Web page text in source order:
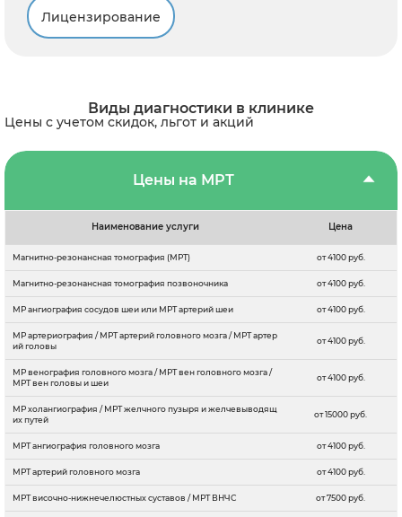
Лицензирование
Виды диагностики в клинике
Цены с учетом скидок, льгот и акций
Цены на МРТ
Наименование услуги Цена
Магнитно-резонансная томография (МРТ) от 4100 руб.
Магнитно-резонансная томография позвоночника от 4100 руб.
МР ангиография сосудов шеи или МРТ артерий шеи от 4100 руб.
МР артериография / МРТ артерий головного мозга / МРТ артер
ий головы
от 4100 руб.
МР венография головного мозга / МРТ вен головного мозга /
МРТ вен головы и шеи
от 4100 руб.
МР холангиография / МРТ желчного пузыря и желчевыводящ
их путей
от 15000 руб.
МРТ ангиография головного мозга от 4100 руб.
МРТ артерий головного мозга от 4100 руб.
МРТ височно-нижнечелюстных суставов / МРТ ВНЧС от 7500 руб.